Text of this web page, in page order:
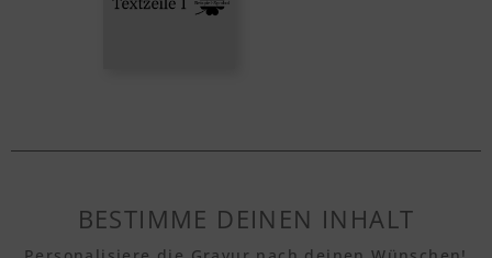
BESTIMME DEINEN INHALT